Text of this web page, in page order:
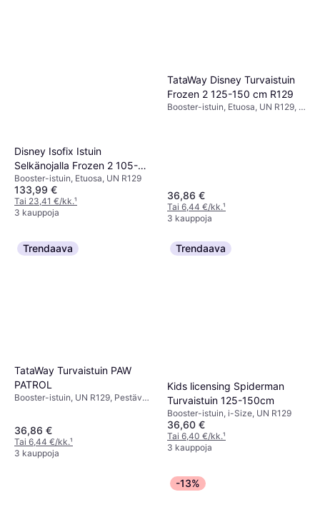
Disney Isofix Istuin
Selkänojalla Frozen 2 105-
150 cm R129
Booster-istuin, Etuosa, UN R129
133,99 €
Tai 23,41 €/kk.¹
3 kauppoja
TataWay Disney Turvaistuin
Frozen 2 125-150 cm R129
Booster-istuin, Etuosa, UN R129, i-
36,86 €
Tai 6,44 €/kk.¹
3 kauppoja
Trendaava
TataWay Turvaistuin PAW
PATROL
Booster-istuin, UN R129, Pestävä
36,86 €
Tai 6,44 €/kk.¹
3 kauppoja
Trendaava
Kids licensing Spiderman
Turvaistuin 125-150cm
Booster-istuin, i-Size, UN R129
36,60 €
Tai 6,40 €/kk.¹
3 kauppoja
-13%